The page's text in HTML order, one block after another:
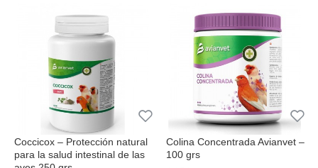
Coccicox – Protección natural
para la salud intestinal de las
Colina Concentrada Avianvet –
100 grs